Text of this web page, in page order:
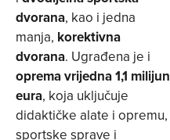
dvorana, kao i jedna
manja, korektivna
dvorana. Ugrađena je i
oprema vrijedna 1,1 milijun
eura, koja uključuje
didaktičke alate i opremu,
sportske sprave i